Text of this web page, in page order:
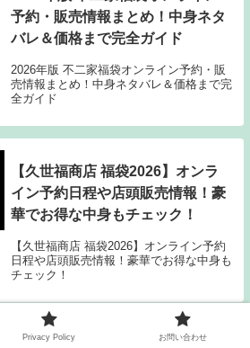
予約・販売情報まとめ！中身ネタ
バレ＆価格まで完全ガイド
2026年版 不二家福袋オンライン予約・販
売情報まとめ！中身ネタバレ＆価格まで完
全ガイド
【久世福商店 福袋2026】オンラ
イン予約日程や店頭販売情報！豪
華でお得な中身もチェック！
【久世福商店 福袋2026】オンライン予約
日程や店頭販売情報！豪華でお得な中身も
チェック！
Privacy Policy お問い合わせ